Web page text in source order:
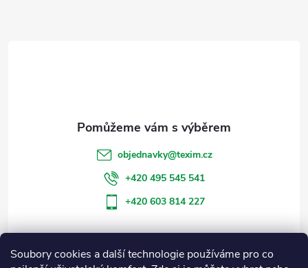
Soubory cookies a další technologie používáme pro co
Informace pro vás
objednavky@texim.cz
+420 495 545 541
+420 603 814 227